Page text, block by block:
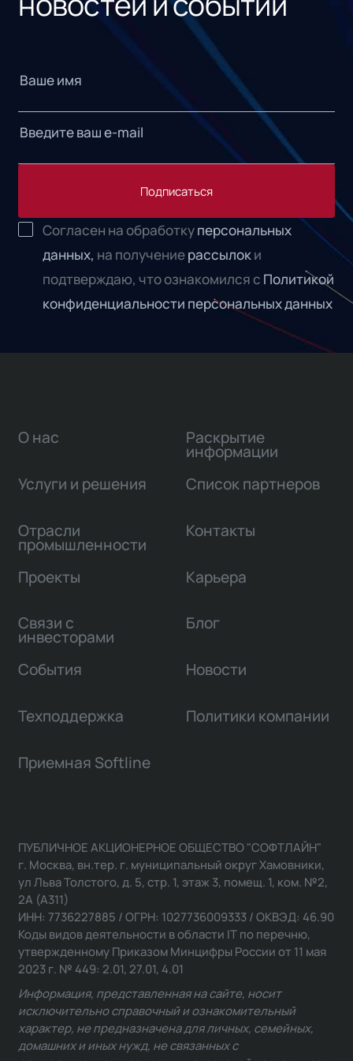
Подписаться
Согласен на обработкуперсональных
данных, на получениерассылоки
подтверждаю, что ознакомился с Политикой
конфиденциальности персональных данных
О нас
Услуги и решения
Отрасли
промышленности
Проекты
Связи с
инвесторами
Раскрытие
информации
Список партнеров
Контакты
Карьера
Блог
События Новости
Техподдержка Политики компании
Приемная Softline
ПУБЛИЧНОЕ АКЦИОНЕРНОЕ ОБЩЕСТВО "СОФТЛАЙН"
г. Москва, вн.тер. г. муниципальный округ Хамовники,
ул Льва Толстого, д. 5, стр. 1, этаж 3, помещ. 1, ком. №2,
2А (А311)
ИНН: 7736227885 / ОГРН: 1027736009333 / ОКВЭД: 46.90
Коды видов деятельности в области IT по перечню,
утвержденному Приказом Минцифры России от 11 мая
2023 г. № 449: 2.01, 27.01, 4.01
Информация, представленная на сайте, носит
исключительно справочный и ознакомительный
характер, не предназначена для личных, семейных,
домашних и иных нужд, не связанных с